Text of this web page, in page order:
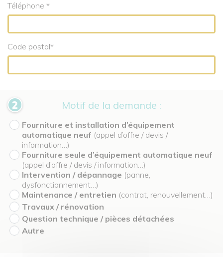
Téléphone *
Code postal*
Motif de la demande :
Fourniture et installation d’équipement
automatique neuf (appel d’offre / devis /
information…)
Fourniture seule d’équipement automatique neuf
(appel d’offre / devis / information…)
Intervention / dépannage (panne,
dysfonctionnement…)
Maintenance / entretien (contrat, renouvellement…)
Travaux / rénovation
Question technique / pièces détachées
Autre